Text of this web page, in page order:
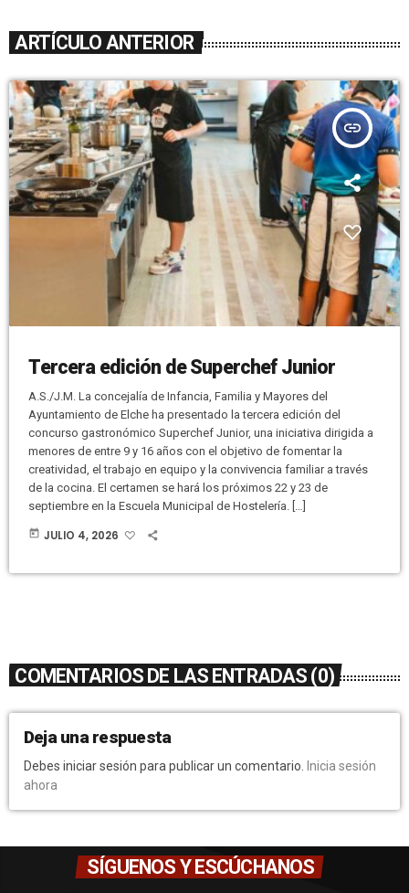
ARTÍCULO ANTERIOR
insert_link
Tercera edición de Superchef Junior
A.S./J.M. La concejalía de Infancia, Familia y Mayores del
Ayuntamiento de Elche ha presentado la tercera edición del
concurso gastronómico Superchef Junior, una iniciativa dirigida a
menores de entre 9 y 16 años con el objetivo de fomentar la
creatividad, el trabajo en equipo y la convivencia familiar a través
de la cocina. El certamen se hará los próximos 22 y 23 de
septiembre en la Escuela Municipal de Hostelería. […]
today JULIO 4, 2026
COMENTARIOS DE LAS ENTRADAS (0)
Deja una respuesta
Debes iniciar sesión para publicar un comentario.
Inicia sesión
ahora
SÍGUENOS Y ESCÚCHANOS